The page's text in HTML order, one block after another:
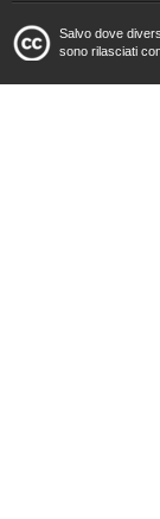
Salvo dove
sono rilasciati